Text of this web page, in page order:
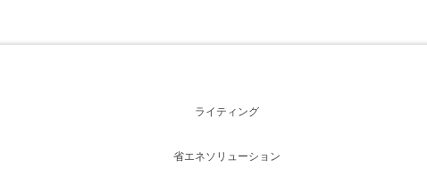
ライティング
省エネソリューション